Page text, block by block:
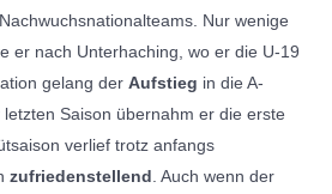
Nur wenige
er nach Unterhaching, wo er die U-19
gelang der Aufstieg in die A-
Saison übernahm er die erste
verlief trotz anfangs
zufriedenstellend . Auch wenn der